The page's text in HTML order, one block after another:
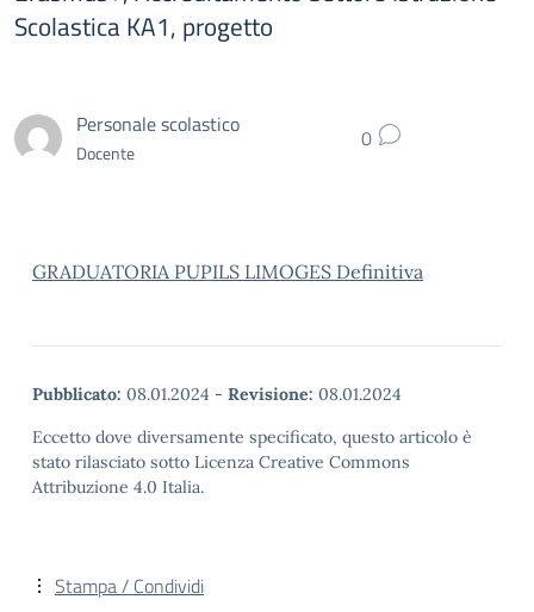
Scolastica KA1, progetto
Personale scolastico
Docente 0
GRADUATORIA PUPILS LIMOGES Definitiva
Pubblicato: 08.01.2024 - Revisione: 08.01.2024
Eccetto dove diversamente specificato, questo articolo è
stato rilasciato sotto Licenza Creative Commons
Attribuzione 4.0 Italia.
Stampa / Condividi